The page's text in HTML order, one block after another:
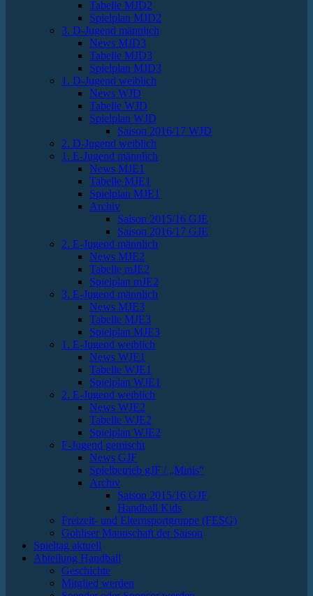
Tabelle MJD2
Spielplan MJD2
3. D-Jugend männlich
News MJD3
Tabelle MJD3
Spielplan MJD3
1. D-Jugend weiblich
News WJD
Tabelle WJD
Spielplan WJD
Saison 2016/17 WJD
2. D-Jugend weiblich
1. E-Jugend männlich
News MJE1
Tabelle MJE1
Spielplan MJE1
Archiv
Saison 2015/16 GJE
Saison 2016/17 GJE
2. E-Jugend männlich
News MJE2
Tabelle mJE2
Spielplan mJE2
3. E-Jugend männlich
News MJE3
Tabelle MJE3
Spielplan MJE3
1. E-Jugend weiblich
News WJE1
Tabelle WJE1
Spielplan WJE1
2. E-Jugend weiblich
News WJE2
Tabelle WJE2
Spielplan WJE2
F-Jugend gemischt
News GJF
Spielbetrieb gJF / „Minis“
Archiv
Saison 2015/16 GJF
Handball Kids
Freizeit- und Elternsportgruppe (FESG)
Gohliser Mannschaft der Saison
Spieltag aktuell
Abteilung Handball
Geschichte
Mitglied werden